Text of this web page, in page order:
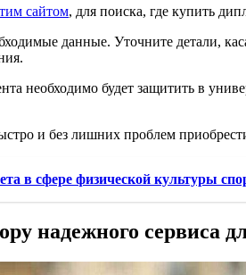
сайтом, для поиска, где купить
данные. Уточните детали,
необходимо будет защитить в
и без лишних проблем
в сфере физической культуры
надежного сервиса